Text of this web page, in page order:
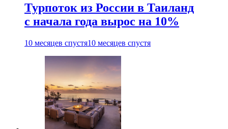
Турпоток из России в Таиланд
с начала года вырос на 10%
10 месяцев спустя10 месяцев спустя